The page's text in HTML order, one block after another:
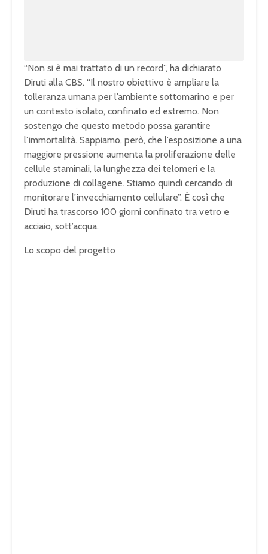
“Non si è mai trattato di un record”, ha dichiarato
Diruti alla CBS. “Il nostro obiettivo è ampliare la
tolleranza umana per l’ambiente sottomarino e per
un contesto isolato, confinato ed estremo. Non
sostengo che questo metodo possa garantire
l’immortalità. Sappiamo, però, che l’esposizione a una
maggiore pressione aumenta la proliferazione delle
cellule staminali, la lunghezza dei telomeri e la
produzione di collagene. Stiamo quindi cercando di
monitorare l’invecchiamento cellulare”. È così che
Diruti ha trascorso 100 giorni confinato tra vetro e
acciaio, sott’acqua.
Lo scopo del progetto